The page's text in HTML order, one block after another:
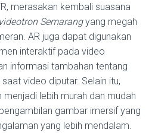
merasakan kembali suasana
Semarangyang megah
AR juga dapat digunakan
interaktif pada video
informasi tambahan tentang
video diputar. Selain itu,
lebih murah dan mudah
gambar imersif yang
yang lebih mendalam.